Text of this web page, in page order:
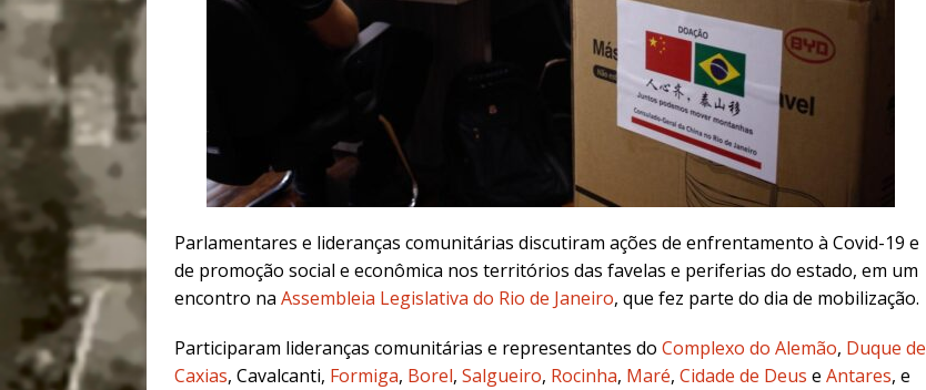
Parlamentares e lideranças comunitárias discutiram ações de enfrentamento à Covid-19 e
de promoção social e econômica nos territórios das favelas e periferias do estado, em um
encontro na Assembleia Legislativa do Rio de Janeiro, que fez parte do dia de mobilização.
Participaram lideranças comunitárias e representantes do Complexo do Alemão, Duque de
Caxias, Cavalcanti, Formiga, Borel, Salgueiro, Rocinha, Maré, Cidade de Deus e Antares, e